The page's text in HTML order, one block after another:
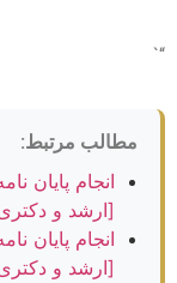
“`
مطالب مرتبط:
انجام پایان
[ارشد و
انجام پایان
[ارشد و